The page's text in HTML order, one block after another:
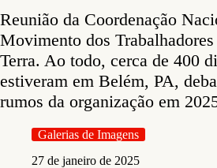
Reunião da Coordenação
Movimento dos
Terra. Ao todo, cerca de 400
estiveram em Belém, PA,
rumos da organização em
Galerias de Imagens
27 de janeiro de 2025